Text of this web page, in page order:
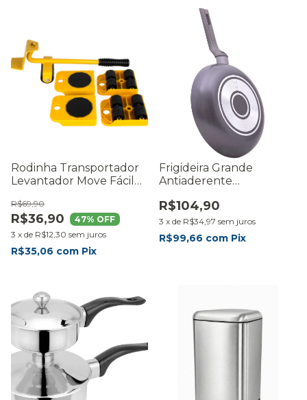
Rodinha Transportador
Levantador Move Fácil
R$36,90
R$69,90
47% OFF
3 x de R$12,30 sem juros
R$35,06 com Pix
Frigideira Grande
Antiaderente
26cm Grafite
R$104,90
3 x de R$34,97 sem juros
R$99,66 com Pix